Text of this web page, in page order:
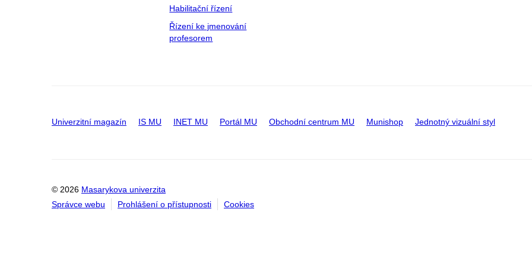
Habilitační řízení
Řízení ke jmenování
profesorem
Univerzitní magazín IS MU INET MU Portál MU Obchodní centrum MU Munishop Jednotný vizuální styl
© 2026 Masarykova univerzita
Správce webu
Prohlášení o přístupnosti Cookies